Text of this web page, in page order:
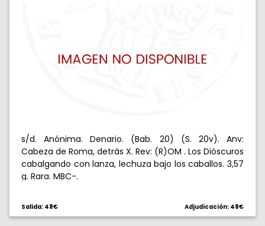
s/d. Anónima. Denario. (Bab. 20) (S. 20v). Anv:
Cabeza de Roma, detrás X. Rev: (R)OM . Los Dióscuros
cabalgando con lanza, lechuza bajo los caballos. 3,57
g. Rara. MBC-.
Salida: 48€ Adjudicación: 48€